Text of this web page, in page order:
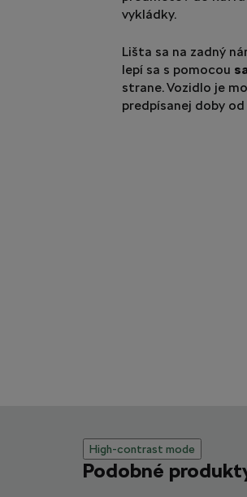
vykládky.
Lišta sa na zadný
lepí sa s pomocou
strane. Vozidlo je
predpísanej doby
High-contrast mode
Podobné